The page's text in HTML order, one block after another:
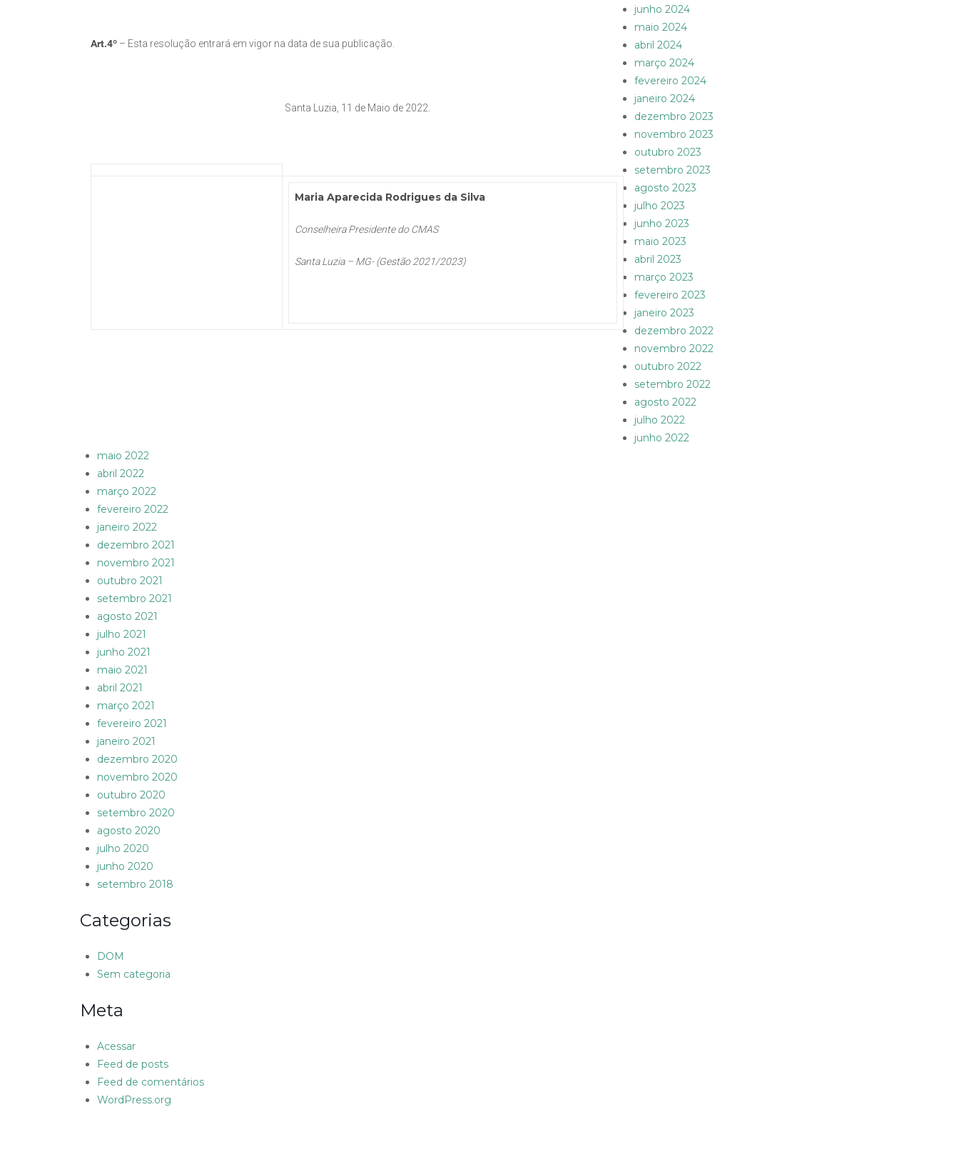
Art.4º – Esta resolução entrará em vigor na data de sua publicação.
Santa Luzia, 11 de Maio de 2022.
Maria Aparecida Rodrigues da Silva
Conselheira Presidente do CMAS
Santa Luzia – MG- (Gestão 2021/2023)
junho 2024
maio 2024
abril 2024
março 2024
fevereiro 2024
janeiro 2024
dezembro 2023
novembro 2023
outubro 2023
setembro 2023
agosto 2023
julho 2023
junho 2023
maio 2023
abril 2023
março 2023
fevereiro 2023
janeiro 2023
dezembro 2022
novembro 2022
outubro 2022
setembro 2022
agosto 2022
julho 2022
junho 2022
maio 2022
abril 2022
março 2022
fevereiro 2022
janeiro 2022
dezembro 2021
novembro 2021
outubro 2021
setembro 2021
agosto 2021
julho 2021
junho 2021
maio 2021
abril 2021
março 2021
fevereiro 2021
janeiro 2021
dezembro 2020
novembro 2020
outubro 2020
setembro 2020
agosto 2020
julho 2020
junho 2020
setembro 2018
Categorias
DOM
Sem categoria
Meta
Acessar
Feed de posts
Feed de comentários
WordPress.org